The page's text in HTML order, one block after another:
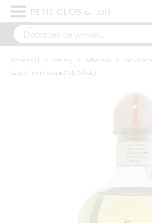
WIT
ROSÉ
Petitclos.nl Whisky Schotland Isle of
Lagg Kilmory Single Malt Whisky